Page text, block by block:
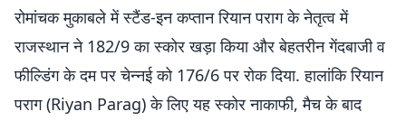
रोमांचक मुकाबले में स्टैंड-इन कप्तान रियान पराग के नेतृत्व में
राजस्थान ने 182/9 का स्कोर खड़ा किया और बेहतरीन गेंदबाजी व
फील्डिंग के दम पर चेन्नई को 176/6 पर रोक दिया. हालांकि रियान
पराग (Riyan Parag) के लिए यह स्कोर नाकाफी, मैच के बाद